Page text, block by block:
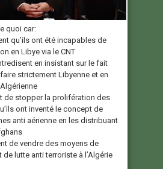
quoi car:
qu’ils ont été incapables de
en Libye via le CNT
en insistant sur le fait
strictement Libyenne et en
de stopper la prolifération des
ont inventé le concept de
anti aérienne en les distribuant
de vendre des moyens de
lutte anti terroriste à l’Algérie